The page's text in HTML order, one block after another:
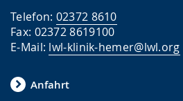
Telefon: 02372 8610
Fax: 02372 8619100
E-Mail: lwl-klinik-hemer@lwl.org
Anfahrt